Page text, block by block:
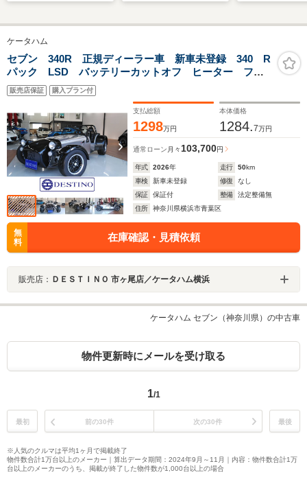
ア アダプティブクル
ートヒーター SOS
ボタン 障害物センサ
キー オート
照明付きバニ
ー
ケータハム
セブン 340R 正規ディーラー車 新車未登録 340 R
パック LSD バッテリーカットオフ ヒーター フル
ウインドスクリーン・ソフトトップ&ドア マップポケッ
ト OPTION装着
販売店保証 購入プラン付
支払総額
1298万円
本体価格
1284.7万円
通常ローン 月々 103,700円
年式 2026年 走行 50km
車検
新車未登録 修復
なし
保証
保証付 整備
法定整備無
住所
神奈川県横浜市青葉区
無
料
在庫確認・見積依頼
販売店： ＤＥＳＴＩＮＯ 市ヶ尾店／ケータハム横浜
ケータハム セブン（神奈川県）の中古車
物件更新時にメールを受け取る
1/1
最初 前の30件 次の30件 最後
※人気のクルマは平均1ヶ月で掲載終了
物件数合計1万台以上のメーカー｜算出データ期間：2024年9月～11月｜内容：物件数合計1万
台以上のメーカーのうち、掲載が終了した物件数が1,000台以上の場合